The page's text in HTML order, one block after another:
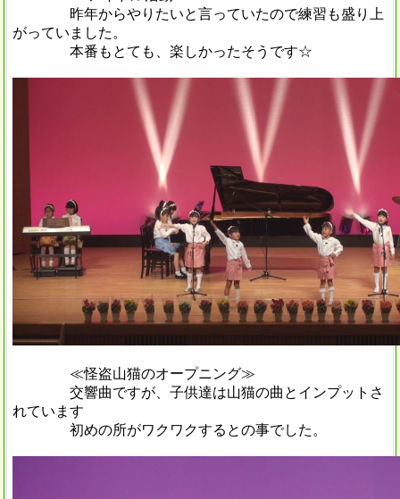
昨年からやりたいと言っていたので練習も盛り上
がっていました。
本番もとても、楽しかったそうです☆
≪怪盗山猫のオープニング≫
交響曲ですが、子供達は山猫の曲とインプットさ
れています
初めの所がワクワクするとの事でした。